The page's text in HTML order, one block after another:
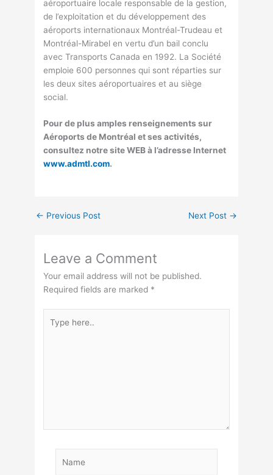
aéroportuaire locale responsable de la gestion,
de l’exploitation et du développement des
aéroports internationaux Montréal-Trudeau et
Montréal-Mirabel en vertu d’un bail conclu
avec Transports Canada en 1992. La Société
emploie 600 personnes qui sont réparties sur
les deux sites aéroportuaires et au siège
social.
Pour de plus amples renseignements sur
Aéroports de Montréal et ses activités,
consultez notre site WEB à l’adresse Internet
www.admtl.com.
← Previous Post Next Post →
Leave a Comment
Your email address will not be published.
Required fields are marked *
here..